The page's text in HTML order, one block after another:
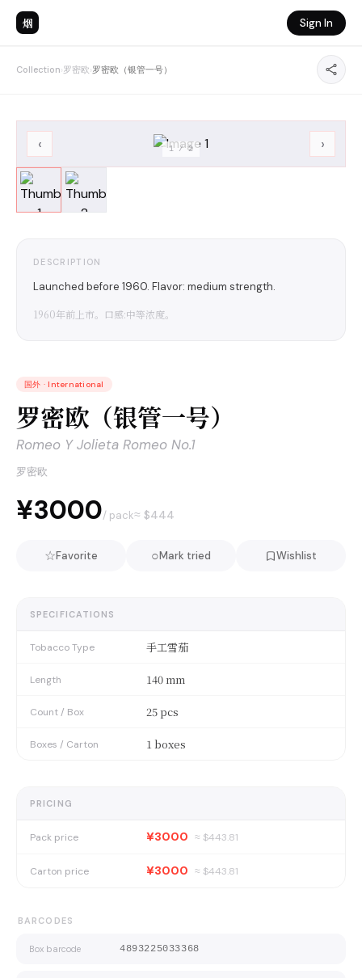
烟 Sign In
Collection›罗密欧›罗密欧（银管一号）
‹ ›
1/2
DESCRIPTION
Launched before 1960. Flavor: medium strength.
1960年前上市。口感:中等浓度。
国外 · International
罗密欧（银管一号）
Romeo Y Jolieta Romeo No.1
罗密欧
¥3000/ pack≈ $444
☆Favorite ○Mark tried Wishlist
SPECIFICATIONS
Tobacco Type 手工雪茄
Length 140 mm
Count / Box 25 pcs
Boxes / Carton 1 boxes
PRICING
Pack price ¥3000 ≈ $443.81
Carton price ¥3000 ≈ $443.81
BARCODES
Box barcode 4893225033368